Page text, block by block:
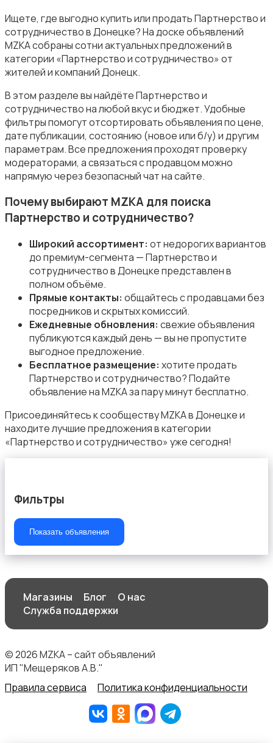
Ищете, где выгодно купить или продать Партнерство и
сотрудничество в Донецке? На доске объявлений
MZKA собраны сотни актуальных предложений в
категории «Партнерство и сотрудничество» от
жителей и компаний Донецк.
В этом разделе вы найдёте Партнерство и
сотрудничество на любой вкус и бюджет. Удобные
фильтры помогут отсортировать объявления по цене,
дате публикации, состоянию (новое или б/у) и другим
параметрам. Все предложения проходят проверку
модераторами, а связаться с продавцом можно
напрямую через безопасный чат на сайте.
Почему выбирают MZKA для поиска
Партнерство и сотрудничество?
Широкий ассортимент: от недорогих вариантов
до премиум-сегмента — Партнерство и
сотрудничество в Донецке представлен в
полном объёме.
Прямые контакты: общайтесь с продавцами без
посредников и скрытых комиссий.
Ежедневные обновления: свежие объявления
публикуются каждый день — вы не пропустите
выгодное предложение.
Бесплатное размещение: хотите продать
Партнерство и сотрудничество? Подайте
объявление на MZKA за пару минут бесплатно.
Присоединяйтесь к сообществу MZKA в Донецке и
находите лучшие предложения в категории
«Партнерство и сотрудничество» уже сегодня!
Фильтры
Показать объявления
Магазины Блог
О нас
Служба поддержки
© 2026 MZKA – сайт объявлений
ИП "Мещеряков А.В."
Правила сервиса
Политика конфиденциальности